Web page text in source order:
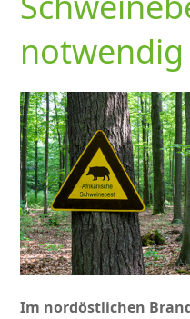
notwendig
Im nordöstlichen